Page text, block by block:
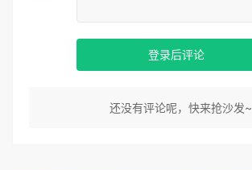
登录后评论
还没有评论呢，快来抢沙发~